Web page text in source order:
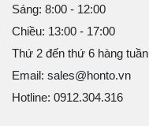
Sáng: 8:00 - 12:00
Chiều: 13:00 - 17:00
Thứ 2 đến thứ 6 hàng tuần
Email: sales@honto.vn
Hotline: 0912.304.316